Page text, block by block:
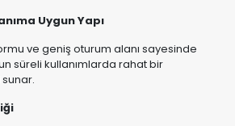
ve ayak mekanizmaları sayesinde
pozisyonlar oluşturulabilir.